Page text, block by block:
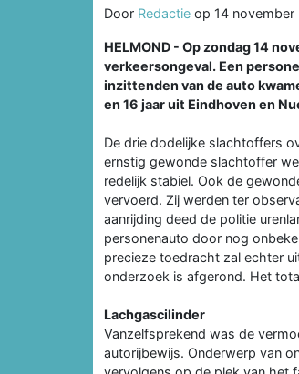
Door Redactie op 14 november
HELMOND - Op zondag 14
verkeersongeval. Een
inzittenden van de auto
en 16 jaar uit Eindhoven en
De drie dodelijke slachtoffers
ernstig gewonde slachtoffer
redelijk stabiel. Ook de
vervoerd. Zij werden ter
aanrijding deed de politie
personenauto door nog
precieze toedracht zal echter
onderzoek is afgerond. Het
Lachgascilinder
Vanzelfsprekend was de
autorijbewijs. Onderwerp van